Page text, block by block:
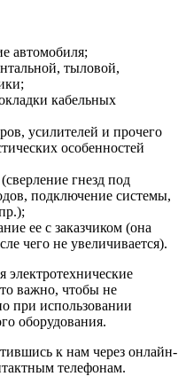
автомобиля;
тыловой,
кабельных
усилителей и прочего
особенностей
гнезд под
подключение системы,
ее с заказчиком (она
чего не увеличивается).
электротехнические
важно, чтобы не
при использовании
оборудования.
к нам через онлайн-
телефонам.